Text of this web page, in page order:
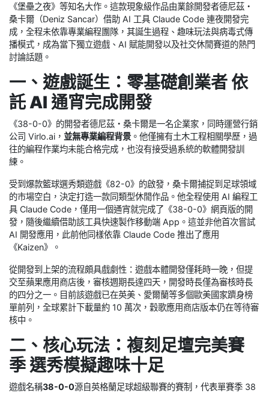
《堡壘之夜》等知名大作。這款現象級作品由業餘開發者德尼茲・
桑卡爾（Deniz Sancar）借助 AI 工具 Claude Code 連夜開發完
成，全程未依靠專業編程團隊，其誕生過程、趣味玩法與病毒式傳
播模式，成為當下獨立遊戲、AI 賦能開發以及社交休閒賽道的熱門
討論話題。
一、遊戲誕生：零基礎創業者 依
託 AI 通宵完成開發
《38-0-0》的開發者德尼茲・桑卡爾是一名企業家，同時運營行銷
公司 Virlo.ai， 並無專業編程背景。他僅擁有土木工程相關學歷，過
往的編程作業均未能合格完成，也沒有接受過系統的軟體開發訓
練。
受到爆款籃球選秀類遊戲《82-0》的啟發，桑卡爾捕捉到足球領域
的市場空白，決定打造一款同類型休閒作品。他全程使用 AI 編程工
具 Claude Code，僅用一個通宵就完成了《38-0-0》網頁版的開
發，隨後繼續借助該工具快速製作移動端 App。這並非他首次嘗試
AI 開發應用，此前他同樣依靠 Claude Code 推出了應用
《Kaizen》。
從開發到上架的流程頗具戲劇性：遊戲本體開發僅耗時一晚，但提
交至蘋果應用商店後，審核週期長達四天，開發時長僅為審核時長
的四分之一。目前該遊戲已在英美、愛爾蘭等多個歐美國家躋身榜
單前列，全球累計下載量約 10 萬次，穀歌應用商店版本仍在等待審
核中。
二、核心玩法：複刻足壇完美賽
季 選秀模擬趣味十足
遊戲名稱38-0-0源自英格蘭足球超級聯賽的賽制，代表單賽季 38